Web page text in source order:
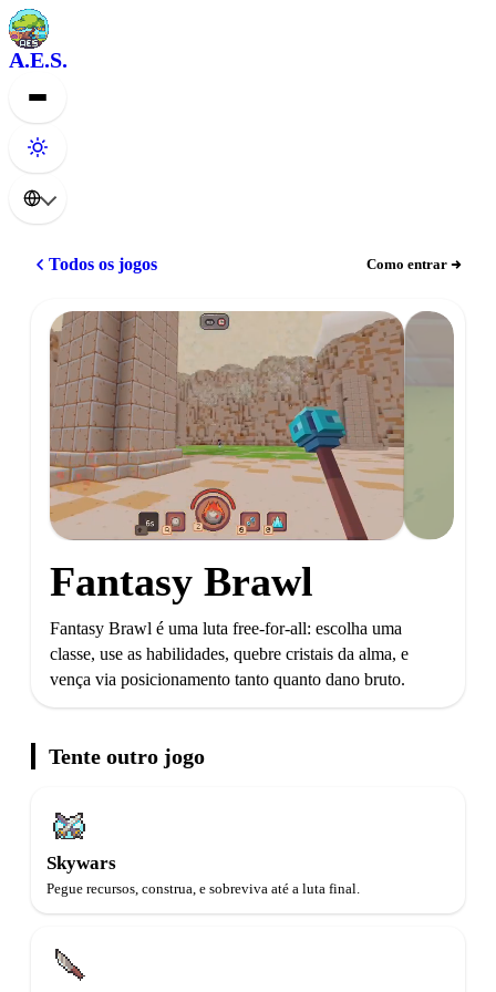
A.E.S.
Todos os jogos Como entrar
Fantasy Brawl
Fantasy Brawl é uma luta free-for-all: escolha uma
classe, use as habilidades, quebre cristais da alma, e
vença via posicionamento tanto quanto dano bruto.
Tente outro jogo
Skywars
Pegue recursos, construa, e sobreviva até a luta final.